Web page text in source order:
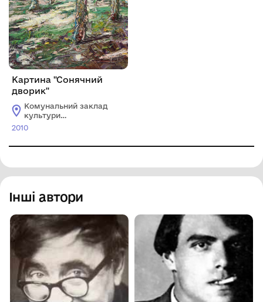
Картина "Сонячний
дворик"
Комунальний заклад
культури
"Хмельницький
2010
Інші автори